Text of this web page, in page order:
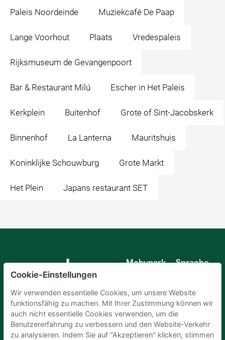
Paleis Noordeinde Muziekcafé De Paap
Lange Voorhout Plaats Vredespaleis
Rijksmuseum de Gevangenpoort
Bar & Restaurant Milú Escher in Het Paleis
Kerkplein Buitenhof Grote of Sint-Jacobskerk
Binnenhof La Lanterna Mauritshuis
Koninklijke Schouwburg Grote Markt
Het Plein Japans restaurant SET
Mobypark
Sprache
Spanisch
Französisch
Italienisch
Niederländisch
Cookie-Einstellungen
Wir verwenden essentielle Cookies, um unsere Website
funktionsfähig zu machen. Mit Ihrer Zustimmung können wir
auch nicht essentielle Cookies verwenden, um die
Benutzererfahrung zu verbessern und den Website-Verkehr
zu analysieren. Indem Sie auf "Akzeptieren" klicken, stimmen